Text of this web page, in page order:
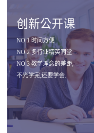
创新公开课
NO.1 时间方便
NO.2 多行业精英同堂
NO.3 教学理念的差距,
不光学完,还要学会.